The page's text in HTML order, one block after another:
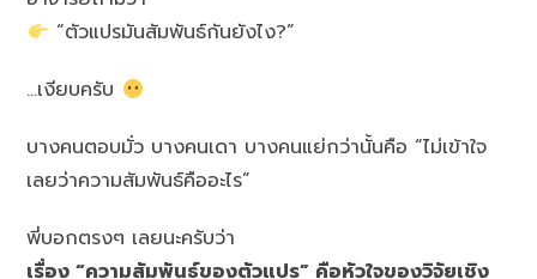
“ตัวแปรมันสัมพันธ์กันยังไง?”
…เงียบครับ
บางคนตอบมั่ว บางคนเดา บางคนแย่กว่านั้นคือ “ไม่เข้าใจ
เลยว่าความสัมพันธ์คืออะไร”
พี่บอกตรงๆ เลยนะครับว่า
เรื่อง “ความสัมพันธ์ของตัวแปร” คือหัวใจของวิจัยเชิง